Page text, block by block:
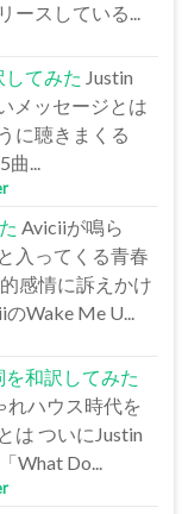
ースしている...
してみた Justin
メッセージとは
に聴きまくる
曲...
Aviciiが鳴ら
入ってくる青春
感情に訴えかけ
Wake Me U...
を和訳してみた
れハウス時代を
は ついにJustin
What Do...